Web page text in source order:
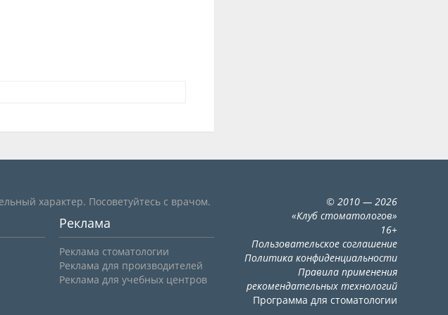
характер. Посоветуйтесь с врачом.
Реклама
Реклама стоматологии
Реклама для производителей
Реклама для учебных центров
© 2010 — 2026
«Клуб стоматологов»
16+
Пользовательское соглашение
Политика конфиденциальности
Правила применения
рекомендательных технологий
Программа для стоматологии